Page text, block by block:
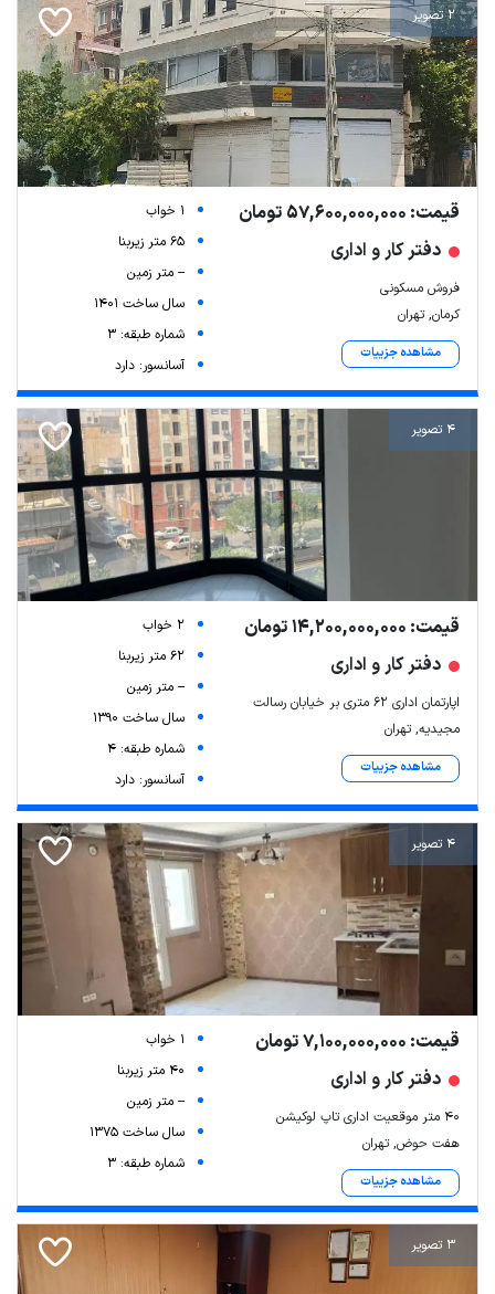
Leaflet| Map data ©ariamarz.com
2 تصویر
قیمت: 57,600,000,000 تومان
دفتر کار و اداری
فروش مسکونی
کرمان, تهران
مشاهده جزییات
1 خواب
65 متر زیربنا
-- متر زمین
سال ساخت 1401
شماره طبقه: 3
آسانسور: دارد
4 تصویر
قیمت: 14,200,000,000 تومان
دفتر کار و اداری
اپارتمان اداری ۶۲ متری بر خیابان رسالت
مجیدیه, تهران
مشاهده جزییات
2 خواب
62 متر زیربنا
-- متر زمین
سال ساخت 1390
شماره طبقه: 4
آسانسور: دارد
4 تصویر
قیمت: 7,100,000,000 تومان
دفتر کار و اداری
۴۰ متر موقعیت اداری تاپ لوکیشن
هفت حوض, تهران
مشاهده جزییات
1 خواب
40 متر زیربنا
-- متر زمین
سال ساخت 1375
شماره طبقه: 3
3 تصویر